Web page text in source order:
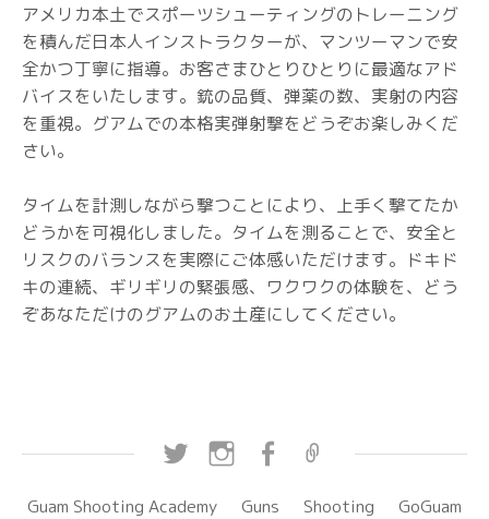
アメリカ本土でスポーツシューティングのトレーニング
を積んだ日本人インストラクターが、マンツーマンで安
全かつ丁寧に指導。お客さまひとりひとりに最適なアド
バイスをいたします。銃の品質、弾薬の数、実射の内容
を重視。グアムでの本格実弾射撃をどうぞお楽しみくだ
さい。
タイムを計測しながら撃つことにより、上手く撃てたか
どうかを可視化しました。タイムを測ることで、安全と
リスクのバランスを実際にご体感いただけます。ドキド
キの連続、ギリギリの緊張感、ワクワクの体験を、どう
ぞあなただけのグアムのお土産にしてください。
Twitter InstagramFacebook
イ
Guam Shooting Academy Guns Shooting GoGuam